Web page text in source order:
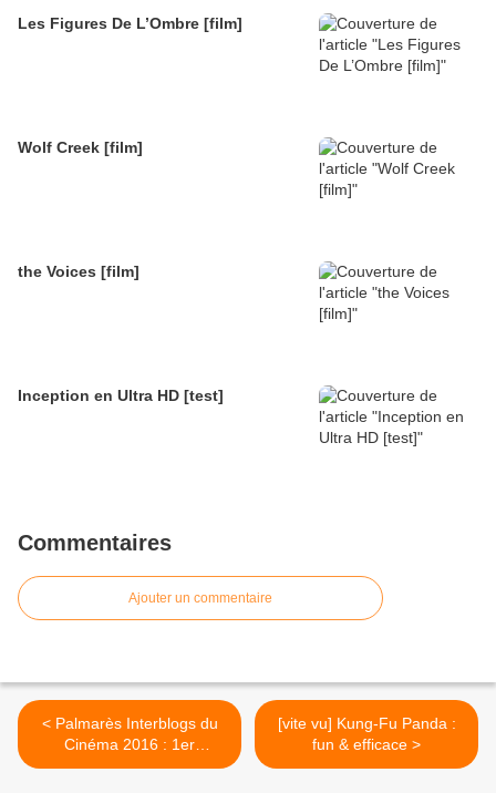
Les Figures De L’Ombre [film]
Wolf Creek [film]
the Voices [film]
Inception en Ultra HD [test]
Commentaires
Ajouter un commentaire
< Palmarès Interblogs du
Cinéma 2016 : 1er
classement
[vite vu] Kung-Fu Panda :
fun & efficace >